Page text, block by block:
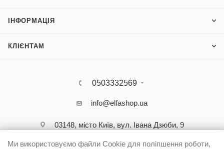
ІНФОРМАЦІЯ
КЛІЄНТАМ
0503332569
info@elfashop.ua
03148, місто Київ, вул. Івана Дзюби, 9
Ми використовуємо файли Cookie для поліпшення роботи,